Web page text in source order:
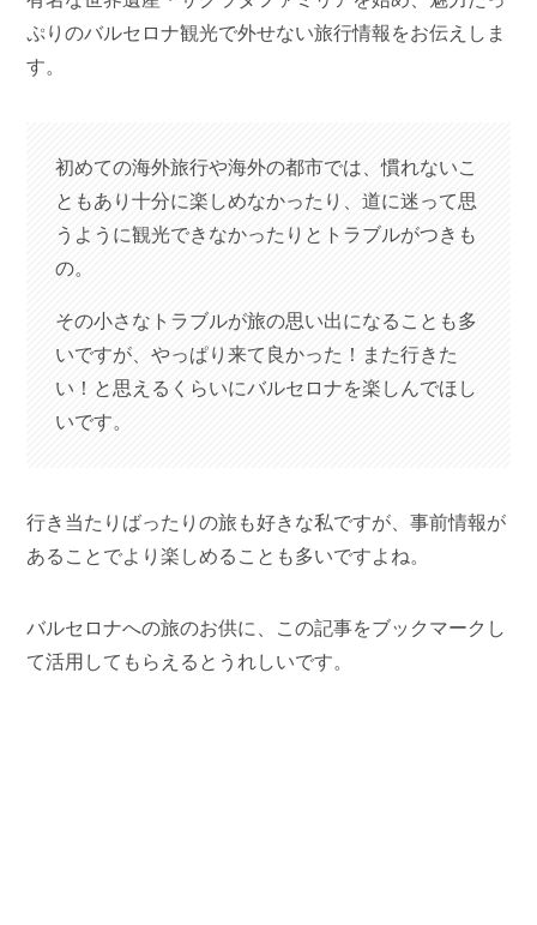
ぷりのバルセロナ観光で外せない旅行情報をお伝えしま
す。
初めての海外旅行や海外の都市では、慣れないこ
ともあり十分に楽しめなかったり、道に迷って思
うように観光できなかったりとトラブルがつきも
の。
その小さなトラブルが旅の思い出になることも多
いですが、やっぱり来て良かった！また行きた
い！と思えるくらいにバルセロナを楽しんでほし
いです。
行き当たりばったりの旅も好きな私ですが、事前情報が
あることでより楽しめることも多いですよね。
バルセロナへの旅のお供に、この記事をブックマークし
て活用してもらえるとうれしいです。